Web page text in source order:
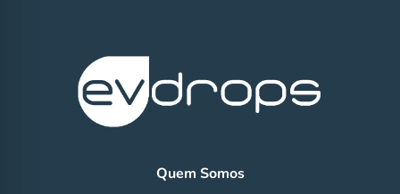
Quem Somos